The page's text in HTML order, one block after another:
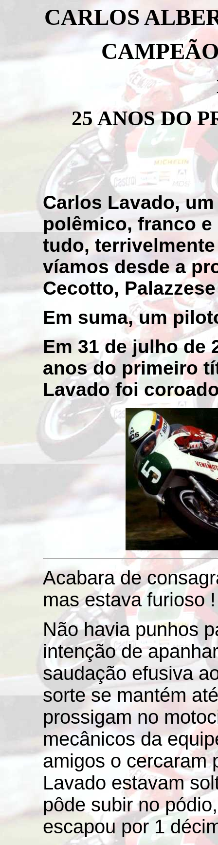
CARLOS
25 ANOS DO
Carlos Lavado,
polêmico, franco
tudo,
víamos desde a
Cecotto,
Em suma, um
Em 31 de julho de
anos do primeiro
Lavado foi
Acabara de
mas estava furioso !
Não havia punhos
intenção de
saudação efusiva
sorte se mantém
prossigam no
mecânicos da
amigos o cercaram
Lavado estavam
pôde subir no
escapou por 1